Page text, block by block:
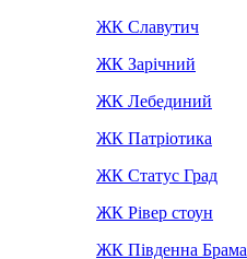
ЖК Славутич
ЖК Зарічний
ЖК Лебединий
ЖК Патріотика
ЖК Статус Град
ЖК Рівер стоун
ЖК Південна Брама